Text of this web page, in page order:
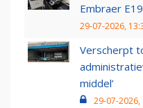
Embraer
29-07-2026,
Verscherpt
middel’
29-07-2026,